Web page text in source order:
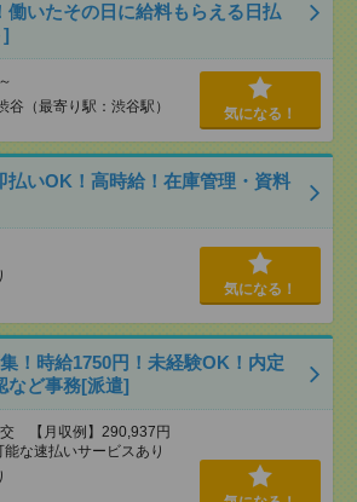
いたその日に給料もらえる日払
]
谷（最寄り駅：渋谷駅） 気になる！
払いOK！高時給！在庫管理・資料
気になる！
！時給1750円！未経験OK！内定
など事務[派遣]
【月収例】290,937円
な速払いサービスあり